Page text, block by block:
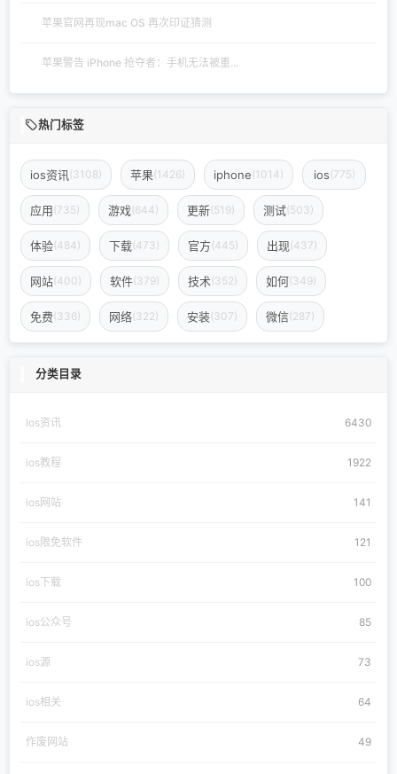
苹果官网再现mac OS 再次印证猜测
苹果警告 iPhone 抢夺者：手机无法被重...
热门标签
ios资讯 (3108) 苹果(1426) iphone(1014) ios(775)
应用(735) 游戏(644) 更新(519) 测试(503)
体验(484) 下载(473) 官方(445) 出现(437)
网站(400) 软件(379) 技术(352) 如何(349)
免费(336) 网络(322) 安装(307) 微信(287)
分类目录
Ios资讯 6430
ios教程 1922
ios网站 141
ios限免软件 121
ios下载 100
ios公众号 85
ios源 73
ios相关 64
作废网站 49